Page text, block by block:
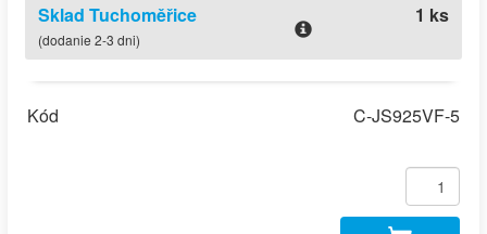
Sklad Tuchoměřice
(dodanie 2-3 dni)
1 ks
Kód C-JS925VF-5